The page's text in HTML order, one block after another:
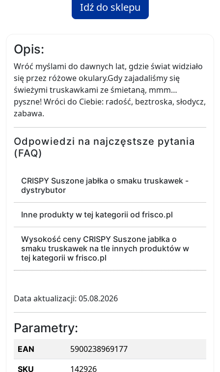
Idź do sklepu
Opis:
Wróć myślami do dawnych lat, gdzie świat widziało
się przez różowe okulary.Gdy zajadaliśmy się
świeżymi truskawkami ze śmietaną, mmm…
pyszne! Wróci do Ciebie: radość, beztroska, słodycz,
zabawa.
Odpowiedzi na najczęstsze pytania
(FAQ)
CRISPY Suszone jabłka o smaku truskawek -
dystrybutor
Inne produkty w tej kategorii od frisco.pl
Wysokość ceny CRISPY Suszone jabłka o
smaku truskawek na tle innych produktów w
tej kategorii w frisco.pl
Data aktualizacji: 05.08.2026
Parametry:
EAN 5900238969177
SKU 142926